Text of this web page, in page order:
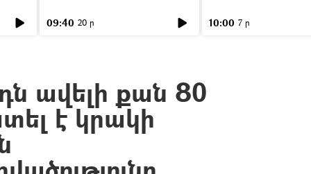
09:40 20 ր 10:00 7 ր
ավելի քան 80
է կրակի